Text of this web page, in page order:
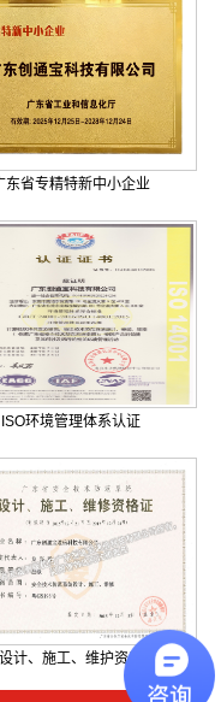
电系统智能化工...
学校弱电系统智...
统智能化集成工...
学附设河源外国...
司综合弱电智...
能化工程签约...
场弱电智能化工...
能化工程
能化工程
东省专精特新中小企业
ISO环境管理体系认证
设计、施工、维护资质